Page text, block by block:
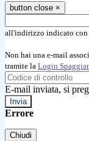
button close ×
all'indirizzo indicato con
Non hai una e-mail
tramite la Login
E-mail inviata, si
Errore
Chiudi